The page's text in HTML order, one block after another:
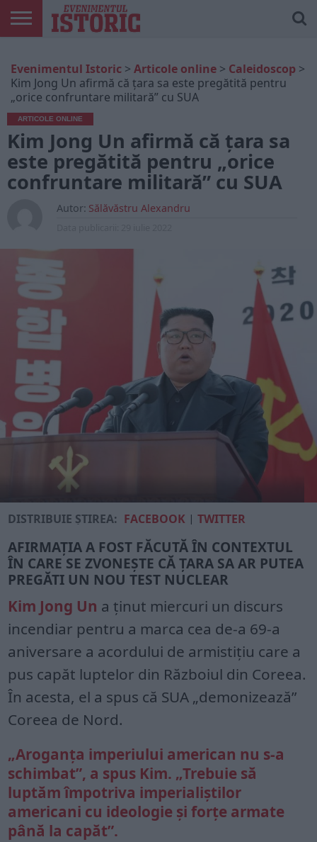
ONLINE
EDIȚII
TIPĂRITE
ISTORIC
PLAY
CONTUL
MEU
Evenimentul Istoric > Articole online > Caleidoscop >
Kim Jong Un afirmă că țara sa este pregătită pentru
„orice confruntare militară” cu SUA
ARTICOLE ONLINE
Kim Jong Un afirmă că țara sa
este pregătită pentru „orice
confruntare militară” cu SUA
Autor: Sălăvăstru Alexandru
DISTRIBUIE ȘTIREA: FACEBOOK |TWITTER
AFIRMAȚIA A FOST FĂCUTĂ ÎN CONTEXTUL
ÎN CARE SE ZVONEȘTE CĂ ȚARA SA AR PUTEA
PREGĂTI UN NOU TEST NUCLEAR
Kim Jong Un a ținut miercuri un discurs
incendiar pentru a marca cea de-a 69-a
aniversare a acordului de armistițiu care a
pus capăt luptelor din Războiul din Coreea.
În acesta, el a spus că SUA „demonizează”
Coreea de Nord.
„Aroganța imperiului american nu s-a
schimbat”, a spus Kim. „Trebuie să
luptăm împotriva imperialiștilor
americani cu ideologie și forțe armate
până la capăt”.